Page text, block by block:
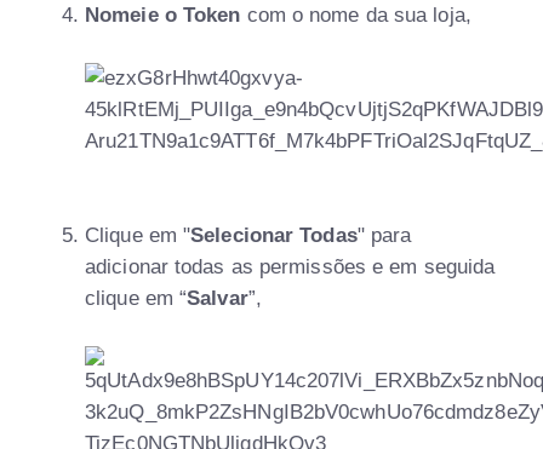
Nomeie o Token com o nome da sua loja,
Clique em "Selecionar Todas" para
adicionar todas as permissões e em seguida
clique em “Salvar”,